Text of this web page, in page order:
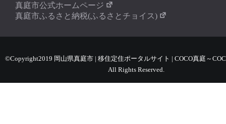
真庭市公式ホームページ
真庭市ふるさと納税(ふるさとチョイス)
©Copyright2019 岡山県真庭市 | 移住定住ポータルサイト | COCO真庭～
All Rights Reserved.